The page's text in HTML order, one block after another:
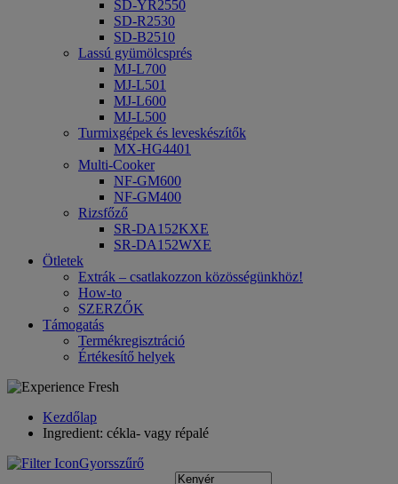
SD-YR2550
SD-R2530
SD-B2510
Lassú gyümölcsprés
MJ-L700
MJ-L501
MJ-L600
MJ-L500
Turmixgépek és leveskészítők
MX-HG4401
Multi-Cooker
NF-GM600
NF-GM400
Rizsfőző
SR-DA152KXE
SR-DA152WXE
Ötletek
Extrák – csatlakozzon közösségünkhöz!
How-to
SZERZŐK
Támogatás
Termékregisztráció
Értékesítő helyek
Kezdőlap
Ingredient: cékla- vagy répalé
Gyorsszűrő